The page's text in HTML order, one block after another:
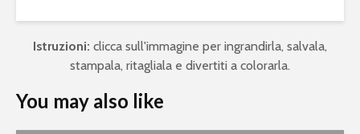
Istruzioni: clicca sull'immagine per ingrandirla, salvala,
stampala, ritagliala e divertiti a colorarla.
You may also like